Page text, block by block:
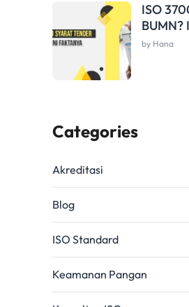
ISO
BUMN?
by Hana
Categories
Akreditasi
Blog
ISO Standard
Keamanan Pangan